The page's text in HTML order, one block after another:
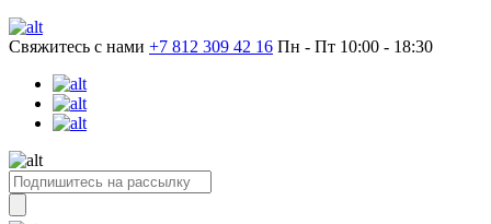
Свяжитесь с нами +7 812 309 42 16 Пн - Пт 10:00 - 18:30